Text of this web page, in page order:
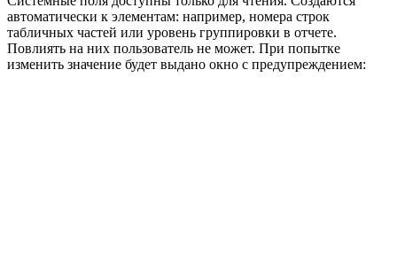
автоматически к элементам: например, номера строк
табличных частей или уровень группировки в отчете.
Повлиять на них пользователь не может. При попытке
изменить значение будет выдано окно с предупреждением: